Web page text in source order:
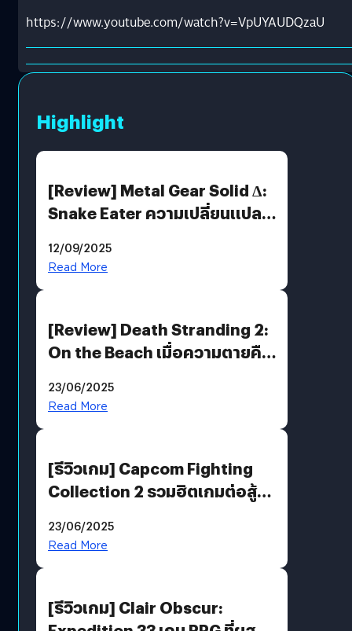
https://www.youtube.com/watch?v=VpUYAUDQzaU
Highlight
[Review] Metal Gear Solid Δ:
Snake Eater ความเปลี่ยนแปลง
12/09/2025
Read More
[Review] Death Stranding 2:
On the Beach เมื่อความตายคือ
พันธะสุดท้ายของมนุษย์
23/06/2025
Read More
[รีวิวเกม] Capcom Fighting
Collection 2 รวมฮิตเกมต่อสู้ใน
23/06/2025
Read More
[รีวิวเกม] Clair Obscur: